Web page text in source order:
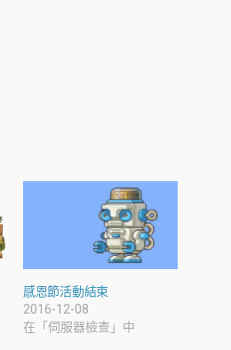
感恩節活動結束
2016-12-08
在「伺服器檢查」中